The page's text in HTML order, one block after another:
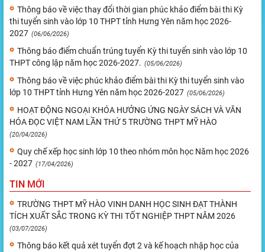
Thông báo về việc thay đổi thời gian phúc khảo điểm bài thi Kỳ
thi tuyển sinh vào lớp 10 THPT tỉnh Hưng Yên năm học 2026-
2027 (06/06/2026)
Thông báo điểm chuẩn trúng tuyển Kỳ thi tuyển sinh vào lớp 10
THPT công lập năm học 2026-2027. (05/06/2026)
Thông báo về việc phúc khảo điểm bài thi Kỳ thi tuyển sinh vào
lớp 10 THPT tỉnh Hưng Yên năm học 2026-2027 (05/06/2026)
HOẠT ĐỘNG NGOẠI KHÓA HƯỞNG ỨNG NGÀY SÁCH VÀ VĂN
HÓA ĐỌC VIỆT NAM LẦN THỨ 5 TRƯỜNG THPT MỸ HÀO
(20/04/2026)
Quy chế xếp học sinh lớp 10 theo nhóm môn học Năm học 2026
- 2027 (17/04/2026)
TIN MỚI
TRƯỜNG THPT MỸ HÀO VINH DANH HỌC SINH ĐẠT THÀNH
TÍCH XUẤT SẮC TRONG KỲ THI TỐT NGHIỆP THPT NĂM 2026
(03/07/2026)
Thông báo kết quả xét tuyển đợt 2 và kế hoạch nhập học của